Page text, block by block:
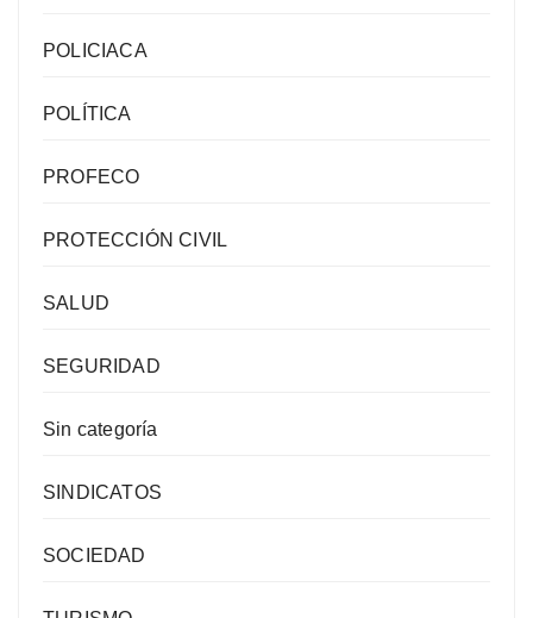
POLICIACA
POLÍTICA
PROFECO
PROTECCIÓN CIVIL
SALUD
SEGURIDAD
Sin categoría
SINDICATOS
SOCIEDAD